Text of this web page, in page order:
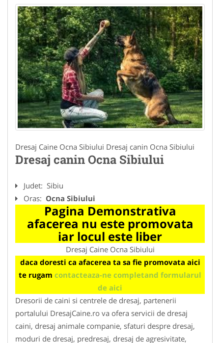
Dresaj Caine Ocna Sibiului Dresaj canin Ocna Sibiului
Dresaj canin Ocna Sibiului
Judet: Sibiu
Oras: Ocna Sibiului
Pagina Demonstrativa
afacerea nu este promovata
iar locul este liber
Dresaj Caine Ocna Sibiului
daca doresti ca afacerea ta sa fie promovata aici
te rugam contacteaza-ne completand formularul
de aici
Dresorii de caini si centrele de dresaj, partenerii
portalului DresajCaine.ro va ofera servicii de dresaj
caini, dresaj animale companie, sfaturi despre dresaj,
moduri de dresaj, predresaj, dresaj de agresivitate,